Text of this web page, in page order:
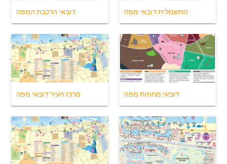
דובאי הרכבת המפה החשמלית דובאי מפה
מרכז העיר דובאי מפה דובאי מחוזות מפה